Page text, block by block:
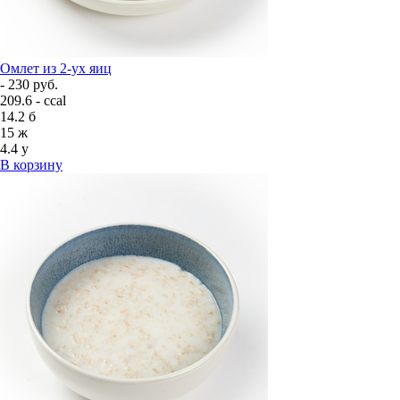
Омлет из 2-ух яиц
- 230 руб.
209.6 - ccal
14.2 б
15 ж
4.4 у
В корзину